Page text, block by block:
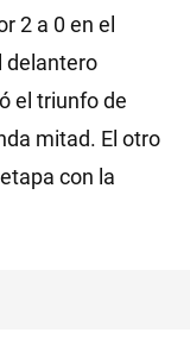
2 a 0 en el
delantero
el triunfo de
mitad. El otro
con la